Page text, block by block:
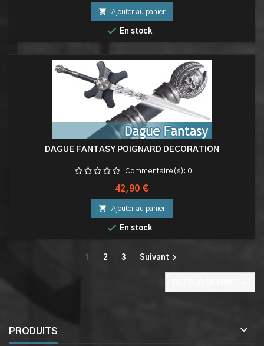
 Ajouter au panier
 En stock
DAGUE FANTASY POIGNARD DECORATION
Commentaire(s): 0
Prix
42,90 €
 Ajouter au panier
 En stock
1 2 3 Suivant 
PRODUITS 